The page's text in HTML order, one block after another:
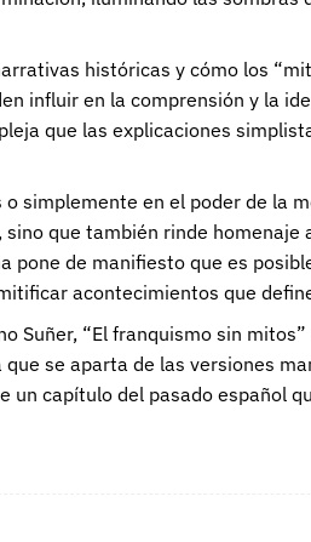
históricas y cómo los
influir en la comprensión y la
que las explicaciones
simplemente en el poder de la
que también rinde
pone de manifiesto que es
acontecimientos que
Suñer, “El franquismo sin
se aparta de las versiones
capítulo del pasado español